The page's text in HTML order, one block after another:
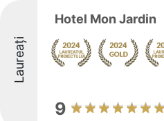
Laureați
Hotel Mon Jardin
9